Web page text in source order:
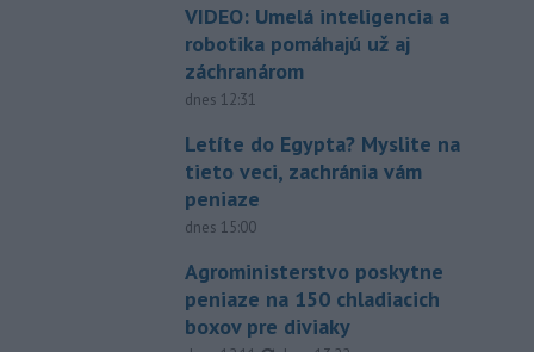
VIDEO: Umelá inteligencia a
robotika pomáhajú už aj
záchranárom
dnes 12:31
Letíte do Egypta? Myslite na
tieto veci, zachránia vám
peniaze
dnes 15:00
Agroministerstvo poskytne
peniaze na 150 chladiacich
boxov pre diviaky